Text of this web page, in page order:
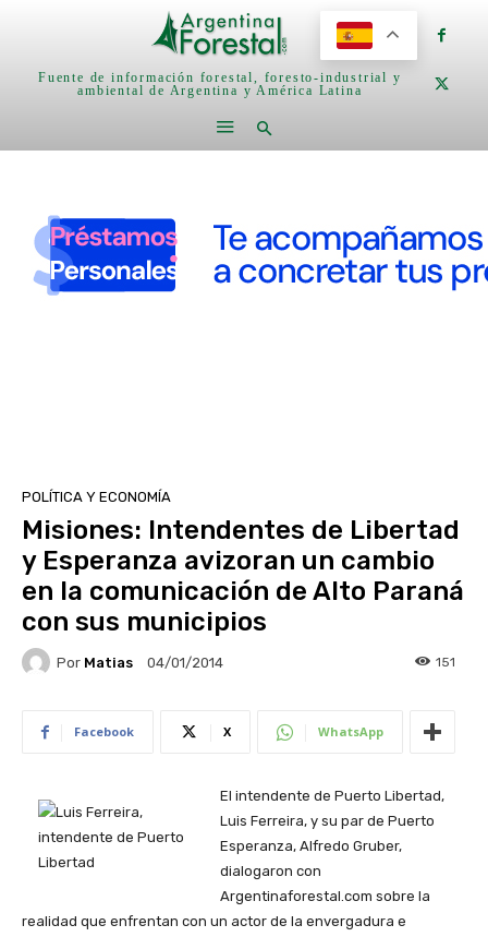
Fuente de información forestal, foresto-industrial y
ambiental de Argentina y América Latina
POLÍTICA Y ECONOMÍA
Misiones: Intendentes de Libertad
y Esperanza avizoran un cambio
en la comunicación de Alto Paraná
con sus municipios
Por Matias 04/01/2014 151
Facebook X WhatsApp
El intendente de Puerto Libertad,
Luis Ferreira, y su par de Puerto
Esperanza, Alfredo Gruber,
dialogaron con
Argentinaforestal.com sobre la
realidad que enfrentan con un actor de la envergadura e